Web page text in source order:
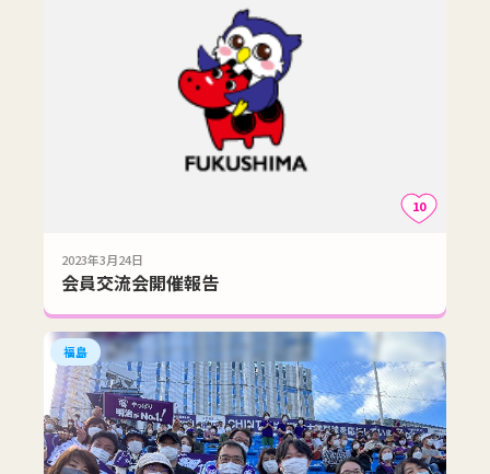
10
2023年3月24日
会員交流会開催報告
福島